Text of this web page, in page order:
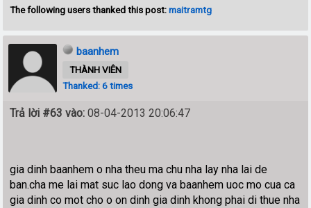
The following users thanked this post:maitramtg
baanhem
THÀNH VIÊN
Thanked: 6 times
Trả lời #63 vào: 08-04-2013 20:06:47
gia dinh baanhem o nha theu ma chu nha lay nha lai de
ban.cha me lai mat suc lao dong va baanhem uoc mo cua ca
gia dinh co mot cho o on dinh gia dinh khong phai di thue nha